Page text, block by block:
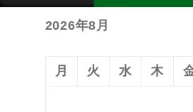
の
2026年8月
月 火 水 木